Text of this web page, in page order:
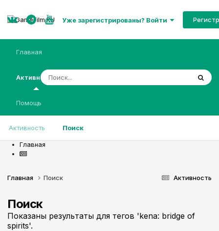
Уже зарегистрированы? Войти
Главная
Активность
Активность Поиск
Помощь
Главная
Активность
Главная Поиск
Поиск
Показаны результаты для тегов 'kena: bridge of
spirits'.